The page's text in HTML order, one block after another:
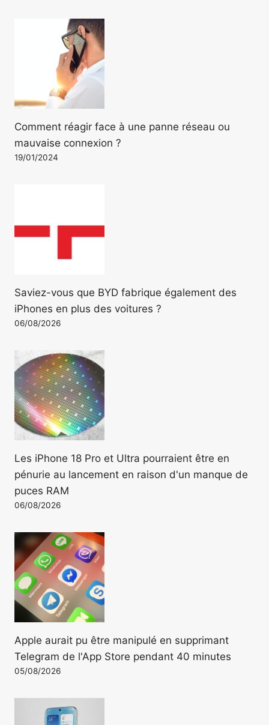
Comment réagir face à une panne réseau ou
mauvaise connexion ?
19/01/2024
Saviez-vous que BYD fabrique également des
iPhones en plus des voitures ?
06/08/2026
Les iPhone 18 Pro et Ultra pourraient être en
pénurie au lancement en raison d'un manque de
puces RAM
06/08/2026
Apple aurait pu être manipulé en supprimant
Telegram de l'App Store pendant 40 minutes
05/08/2026